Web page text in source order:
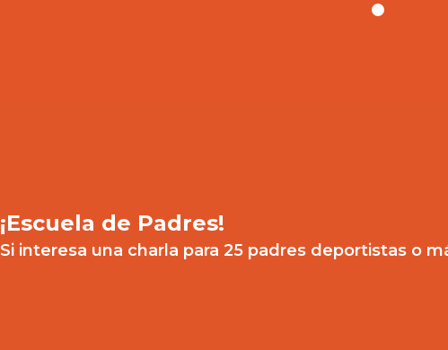
¡Escuela de Padres!
Si interesa una charla para 25 padres deportistas o